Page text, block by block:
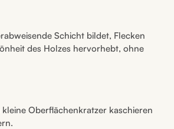
Schicht bildet, Flecken
des Holzes hervorhebt, ohne
Oberflächenkratzer kaschieren